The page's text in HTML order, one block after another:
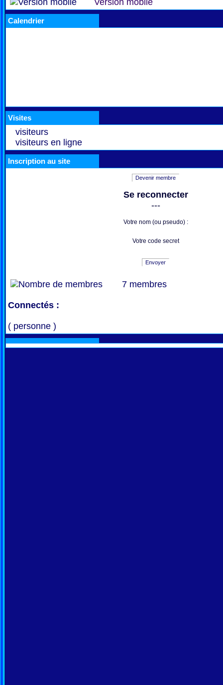
Version mobile
Calendrier
Visites
visiteurs
visiteurs en ligne
Inscription au site
Devenir membre
Se reconnecter
---
Votre nom (ou pseudo) :
Votre code secret
Envoyer
7 membres
Connectés :
( personne )